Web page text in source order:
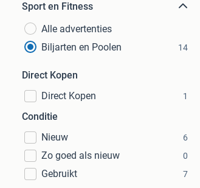
Sport en Fitness
Alle advertenties
Biljarten en Poolen
14
Direct Kopen
Direct Kopen
1
Conditie
Nieuw
6
Zo goed als nieuw 0
Gebruikt 7